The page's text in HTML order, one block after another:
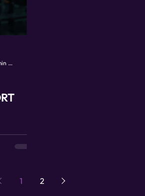
2 min de leitura
1 2